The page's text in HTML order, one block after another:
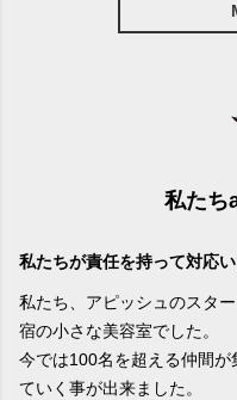
私たち
私たちが責任を持って対応
私たち、アピッシュのスタ
宿の小さな美容室でした。
今では100名を超える仲間
ていく事が出来ました。